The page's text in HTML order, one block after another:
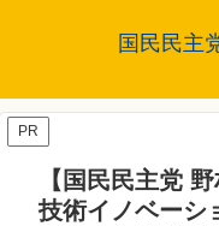
国民民主
PR
【国民民主党
技術イノベーシ